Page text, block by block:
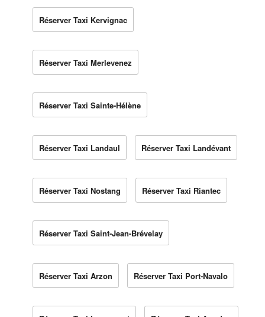
Réserver Taxi Kervignac
Réserver Taxi Merlevenez
Réserver Taxi Sainte-Hélène
Réserver Taxi Landaul Réserver Taxi Landévant
Réserver Taxi Nostang Réserver Taxi Riantec
Réserver Taxi Saint-Jean-Brévelay
Réserver Taxi Arzon Réserver Taxi Port-Navalo